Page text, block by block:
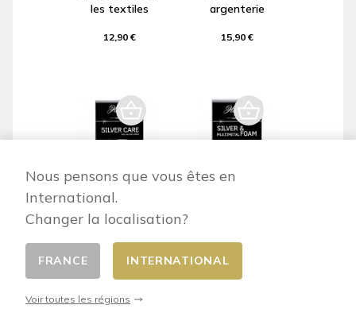
les textiles
12,90 €
argenterie
15,90 €
Silver Care :
nettoyer les
objets en
argent
13,90 €
: produit pour
nettoyer
l’argent et les
Nous pensons que vous êtes en
International.
Changer la localisation?
FRANCE INTERNATIONAL
Voir toutes les régions